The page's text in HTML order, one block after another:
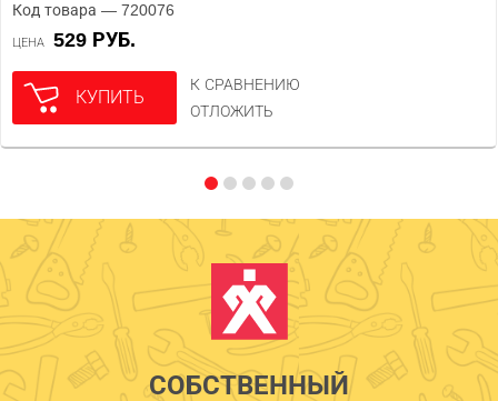
Код товара — 720076
ЦЕНА 529 РУБ.
КУПИТЬ
К СРАВНЕНИЮ
ОТЛОЖИТЬ
СОБСТВЕННЫЙ